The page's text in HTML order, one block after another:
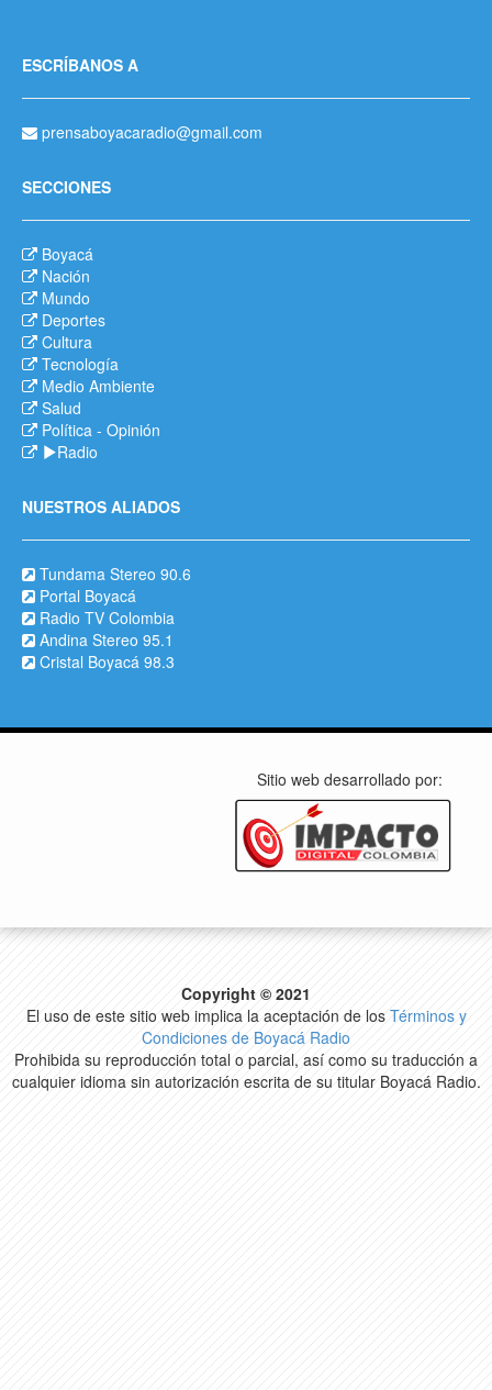
ESCRÍBANOS A
prensaboyacaradio@gmail.com
SECCIONES
Boyacá
Nación
Mundo
Deportes
Cultura
Tecnología
Medio Ambiente
Salud
Política - Opinión
Radio
NUESTROS ALIADOS
Tundama Stereo 90.6
Portal Boyacá
Radio TV Colombia
Andina Stereo 95.1
Cristal Boyacá 98.3
Sitio web desarrollado por:
Copyright © 2021
El uso de este sitio web implica la aceptación de los Términos y
Condiciones de Boyacá Radio
Prohibida su reproducción total o parcial, así como su traducción a
cualquier idioma sin autorización escrita de su titular Boyacá Radio.